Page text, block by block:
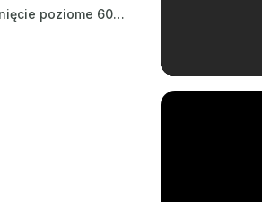
Przeciągnięcie poziome 60/100 mm